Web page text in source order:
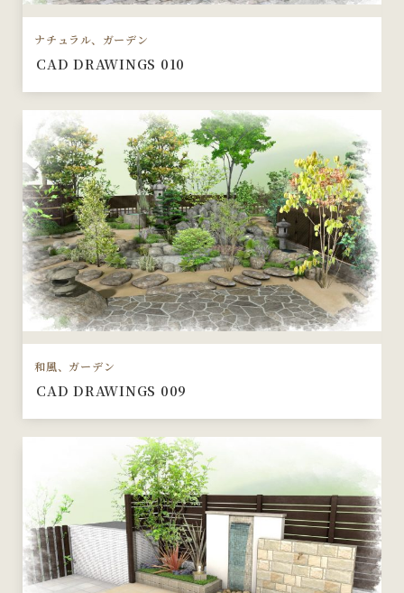
ナチュラル、ガーデン
CAD DRAWINGS 010
和風、ガーデン
CAD DRAWINGS 009